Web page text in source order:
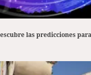
las predicciones